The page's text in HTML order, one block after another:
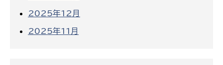
2025年12月
2025年11月